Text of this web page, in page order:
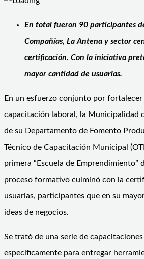
En total fueron 90 participantes
Compañías, La Antena y sector
certificación. Con la iniciativa
mayor cantidad de usuarias.
En un esfuerzo conjunto por fortalecer
capacitación laboral, la Municipalidad
de su Departamento de Fomento
Técnico de Capacitación Municipal
primera “Escuela de Emprendimiento”
proceso formativo culminó con la
usuarias, participantes que en su
ideas de negocios.
Se trató de una serie de
específicamente para entregar